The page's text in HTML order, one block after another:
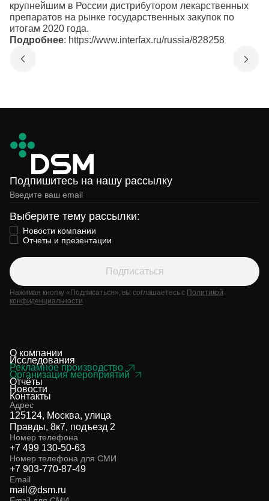
крупнейшим в России дистрибутором лекарственных
препаратов на рынке государственных закупок по
итогам 2020 года.
Подробнее: https://www.interfax.ru/russia/828258
Подпишитесь на нашу рассылку
Выберите тему рассылки:
Новости компании
Отчеты и презентации
Подписаться
Нажимая кнопку «Подписаться», вы соглашаетесь с Политикой
конфиденциальности
О компании
Исследования
Рекламное производство
Организация мероприятий
Отчёты
Новости
Контакты
Адрес
125124, Москва, улица
Правды, 8к7, подъезд 2
Номер телефона
+7 499 130-50-63
Номер телефона для СМИ
+7 903-770-87-49
Email
mail@dsm.ru